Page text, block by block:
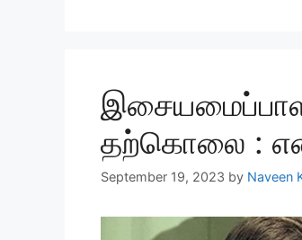
தற்கொலை :
September 19, 2023 by Naveen